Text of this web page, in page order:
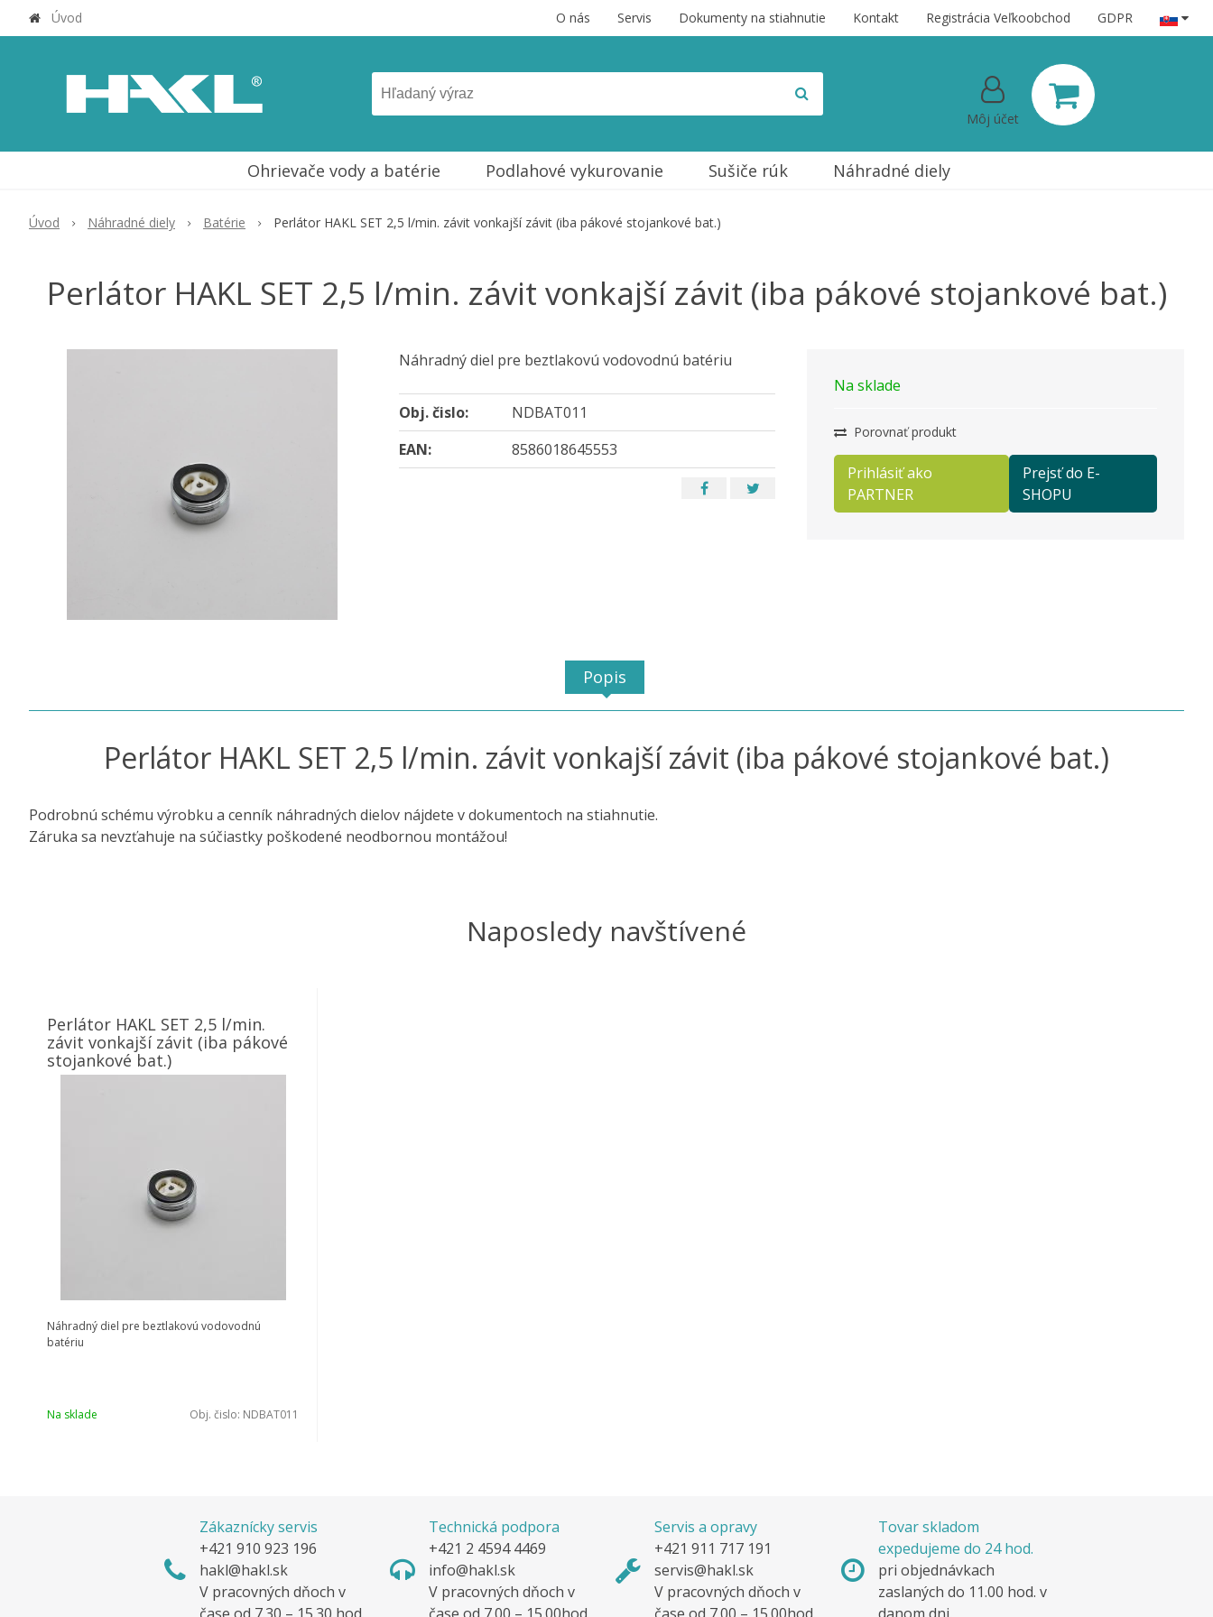
Úvod O nás Servis Dokumenty na stiahnutie Kontakt Registrácia Veľkoobchod GDPR
Môj účet
Ohrievače vody a batérie Podlahové vykurovanie Sušiče rúk Náhradné diely
Úvod Náhradné diely Batérie Perlátor HAKL SET 2,5 l/min. závit vonkajší závit (iba pákové stojankové bat.)
Perlátor HAKL SET 2,5 l/min. závit vonkajší závit (iba pákové stojankové bat.)
Na sklade
Porovnať produkt
Prihlásiť ako
PARTNER
Prejsť do E-
SHOPU
Náhradný diel pre beztlakovú vodovodnú batériu
Obj. čislo:
NDBAT011
EAN:
8586018645553
Popis
Perlátor HAKL SET 2,5 l/min. závit vonkajší závit (iba pákové stojankové bat.)
Podrobnú schému výrobku a cenník náhradných dielov nájdete v dokumentoch na stiahnutie.
Záruka sa nevzťahuje na súčiastky poškodené neodbornou montážou!
Naposledy navštívené
Perlátor HAKL SET 2,5 l/min.
závit vonkajší závit (iba pákové
stojankové bat.)
Náhradný diel pre beztlakovú vodovodnú
batériu
Na sklade Obj. čislo: NDBAT011
Zákaznícky servis
+421 910 923 196
hakl@hakl.sk
V pracovných dňoch v
Technická podpora
+421 2 4594 4469
info@hakl.sk
V pracovných dňoch v
Servis a opravy
+421 911 717 191
servis@hakl.sk
V pracovných dňoch v
Tovar skladom
expedujeme do 24 hod.
pri objednávkach
zaslaných do 11.00 hod. v